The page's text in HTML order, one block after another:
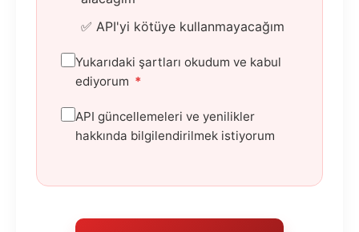
✅ API'yi kötüye kullanmayacağım
Yukarıdaki şartları okudum ve kabul
ediyorum *
API güncellemeleri ve yenilikler
hakkında bilgilendirilmek istiyorum